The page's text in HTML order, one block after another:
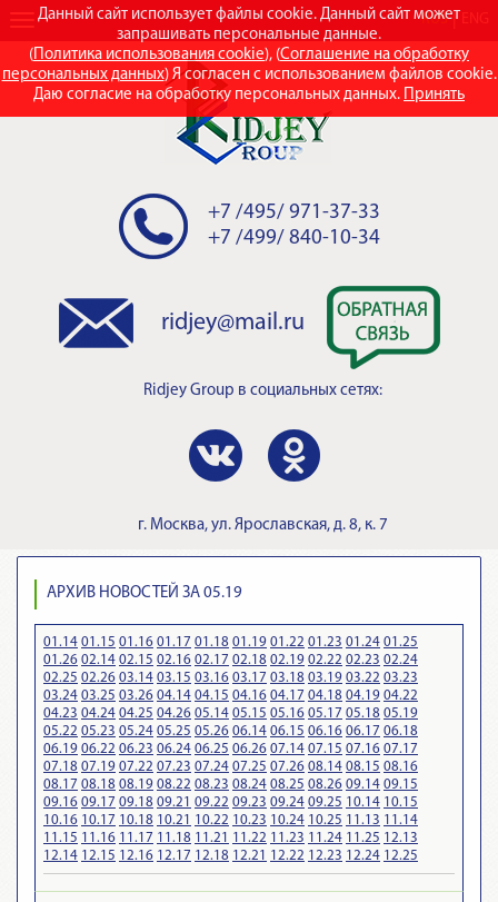
Данный сайт использует файлы cookie. Данный сайт может
запрашивать персональные данные.
(Политика использования cookie), (Соглашение на обработку
персональных данных) Я согласен с использованием файлов cookie.
Даю согласие на обработку персональных данных. Принять
RUS
+7 /495/ 971-37-33
+7 /499/ 840-10-34
ridjey@mail.ru
Ridjey Group в социальных сетях:
г. Москва, ул. Ярославская, д. 8, к. 7
АРХИВ НОВОСТЕЙ ЗА 05.19
01.14 01.15 01.16 01.17 01.18 01.19 01.22 01.23 01.24 01.25
01.26 02.14 02.15 02.16 02.17 02.18 02.19 02.22 02.23 02.24
02.25 02.26 03.14 03.15 03.16 03.17 03.18 03.19 03.22 03.23
03.24 03.25 03.26 04.14 04.15 04.16 04.17 04.18 04.19 04.22
04.23 04.24 04.25 04.26 05.14 05.15 05.16 05.17 05.18 05.19
05.22 05.23 05.24 05.25 05.26 06.14 06.15 06.16 06.17 06.18
06.19 06.22 06.23 06.24 06.25 06.26 07.14 07.15 07.16 07.17
07.18 07.19 07.22 07.23 07.24 07.25 07.26 08.14 08.15 08.16
08.17 08.18 08.19 08.22 08.23 08.24 08.25 08.26 09.14 09.15
09.16 09.17 09.18 09.21 09.22 09.23 09.24 09.25 10.14 10.15
10.16 10.17 10.18 10.21 10.22 10.23 10.24 10.25 11.13 11.14
11.15 11.16 11.17 11.18 11.21 11.22 11.23 11.24 11.25 12.13
12.14 12.15 12.16 12.17 12.18 12.21 12.22 12.23 12.24 12.25